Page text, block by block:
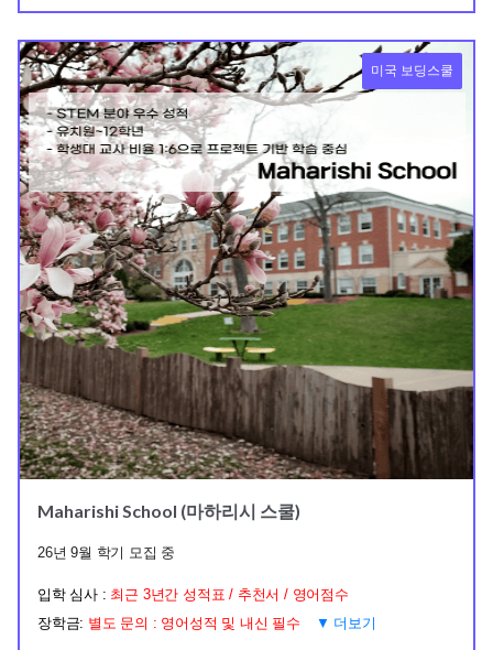
미국 보딩스쿨
Maharishi School (마하리시 스쿨)
26년 9월 학기 모집 중
입학 심사 : 최근 3년간 성적표 / 추천서 / 영어점수
장학금: 별도 문의 : 영어성적 및 내신 필수 ▼ 더보기